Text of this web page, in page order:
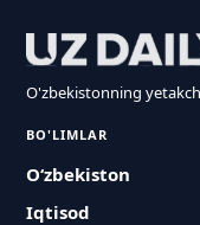
O'zbekistonning
BO'LIMLAR
O‘zbekiston
Iqtisod